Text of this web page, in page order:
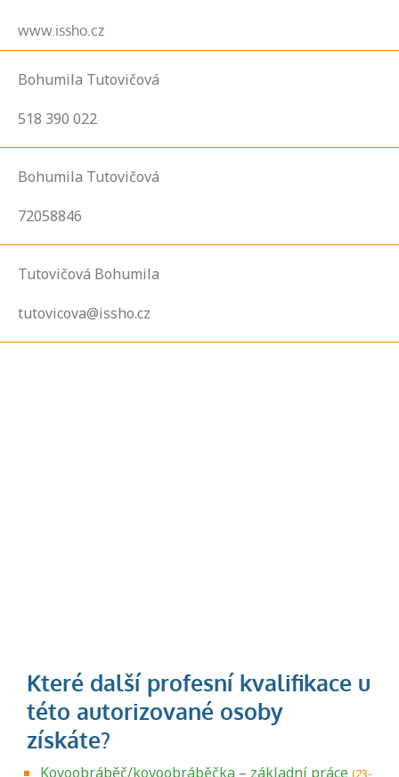
www.issho.cz
Bohumila Tutovičová
518 390 022
Bohumila Tutovičová
72058846
Tutovičová Bohumila
tutovicova@issho.cz
Kovoobráběč/kovoobráběčka – základní práce (23-